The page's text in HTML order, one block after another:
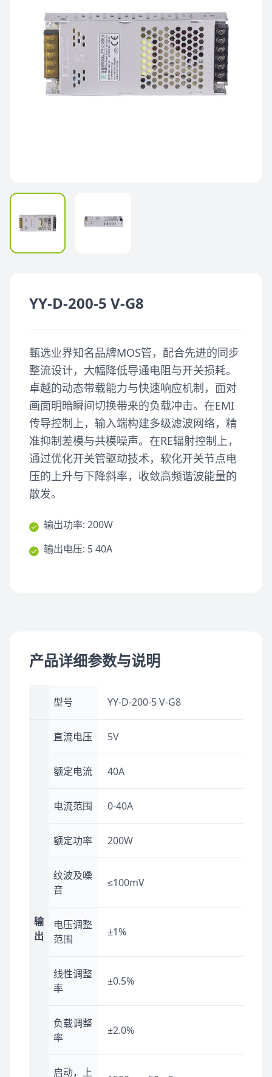
YY-D-200-5 V-G8
甄选业界知名品牌MOS管，配合先进的同步
整流设计，大幅降低导通电阻与开关损耗。
卓越的动态带载能力与快速响应机制，面对
画面明暗瞬间切换带来的负载冲击。在EMI
传导控制上，输入端构建多级滤波网络，精
准抑制差模与共模噪声。在RE辐射控制上，
通过优化开关管驱动技术，软化开关节点电
压的上升与下降斜率，收敛高频谐波能量的
散发。
输出功率: 200W
输出电压: 5 40A
产品详细参数与说明
型号 YY-D-200-5 V-G8
输
出
直流电压 5V
额定电流 40A
电流范围 0-40A
额定功率 200W
纹波及噪
音
≤100mV
电压调整
范围
±1%
线性调整
率
±0.5%
负载调整
率
±2.0%
启动，上